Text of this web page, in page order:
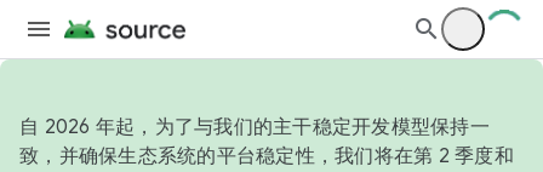
自 2026 年起，为了与我们的主干稳定开发模型保持一
致，并确保生态系统的平台稳定性，我们将在第 2 季度和